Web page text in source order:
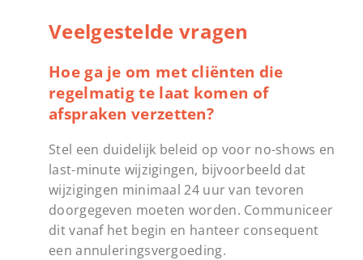
Veelgestelde vragen
Hoe ga je om met cliënten die
regelmatig te laat komen of
afspraken verzetten?
Stel een duidelijk beleid op voor no-shows en
last-minute wijzigingen, bijvoorbeeld dat
wijzigingen minimaal 24 uur van tevoren
doorgegeven moeten worden. Communiceer
dit vanaf het begin en hanteer consequent
een annuleringsvergoeding.